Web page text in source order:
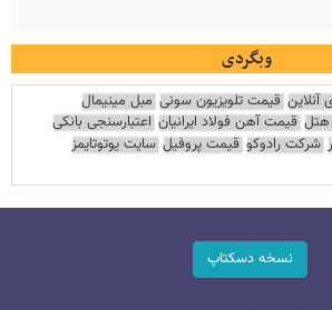
وبگردی
آنلاین قیمت تلویزیون سونی مبل مینیمال
هتل قیمت آهن فولاد ایرانیان اعتبارسنجی بانکی
شرکت رادوکو قیمت پروفیل سایت یوتوتایمز
نسخه دسکتاپ